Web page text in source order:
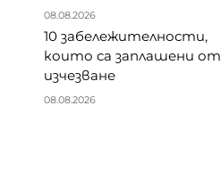
08.08.2026
10 забележителности,
които са заплашени от
изчезване
08.08.2026